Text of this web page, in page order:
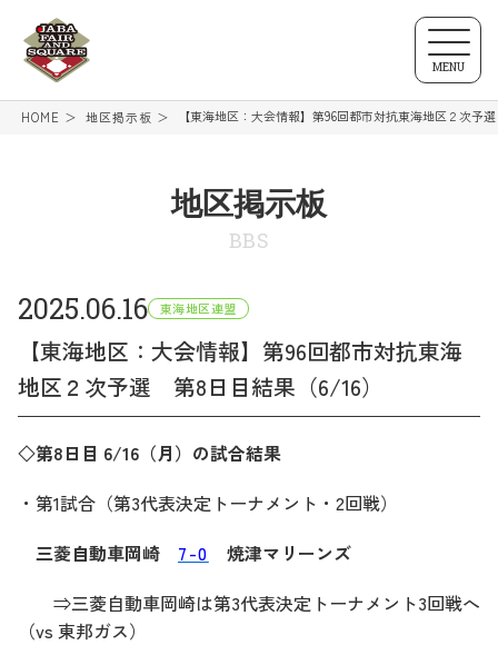
MENU
HOME 地区掲示板 【東海地区：大会情報】第96回都市対抗東海地区２次予
地区掲示板
BBS
2025.06.16 東海地区連盟
【東海地区：大会情報】第96回都市対抗東海
地区２次予選 第8日目結果（6/16）
◇第8日目 6/16（月）の試合結果
・第1試合（第3代表決定トーナメント・2回戦）
三菱自動車岡崎
7-0
焼津マリーンズ
⇒三菱自動車岡崎は第3代表決定トーナメント3回戦へ
（vs 東邦ガス）